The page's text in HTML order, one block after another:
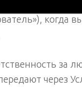
когда
за
через